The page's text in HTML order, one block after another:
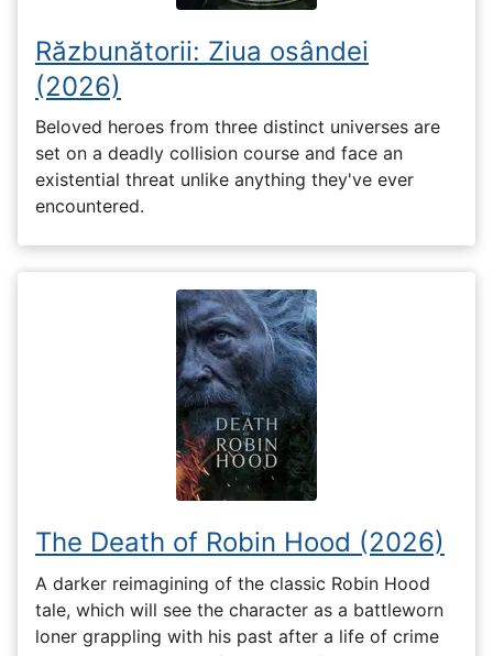
Răzbunătorii: Ziua osândei
(2026)
Beloved heroes from three distinct universes are
set on a deadly collision course and face an
existential threat unlike anything they've ever
encountered.
The Death of Robin Hood (2026)
A darker reimagining of the classic Robin Hood
tale, which will see the character as a battleworn
loner grappling with his past after a life of crime